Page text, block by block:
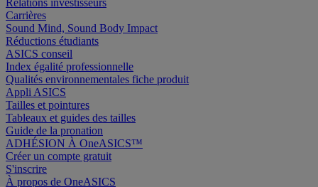
Relations investisseurs
Carrières
Sound Mind, Sound Body Impact
Réductions étudiants
ASICS conseil
Index égalité professionnelle
Qualités environnementales fiche produit
Appli ASICS
Tailles et pointures
Tableaux et guides des tailles
Guide de la pronation
ADHÉSION À OneASICS™
Créer un compte gratuit
S'inscrire
À propos de OneASICS